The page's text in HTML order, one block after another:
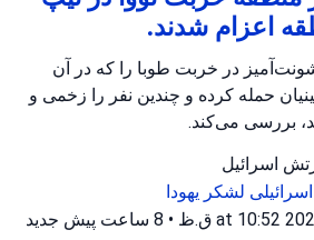
اعزام شدند.
در خربت طوبا را که در آن
حمله کرده و چندین نفر را زخمی و
بررسی می‌کند.
اسرائیل
لشکر یهودا
• 8 ساعت پیش جدید